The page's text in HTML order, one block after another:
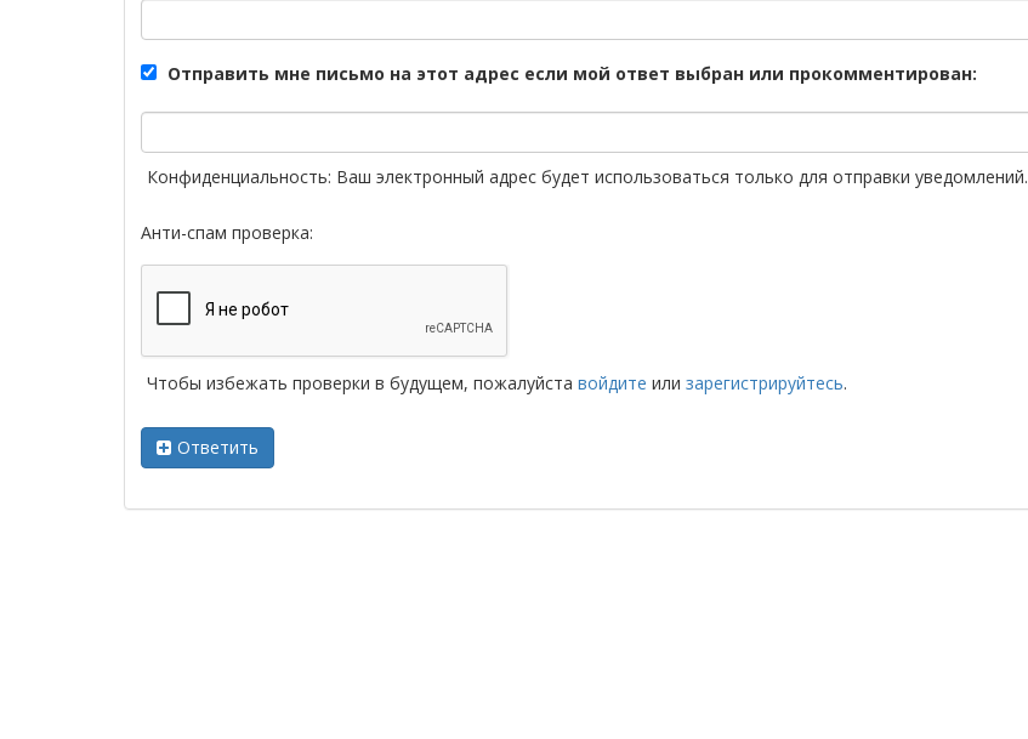
Отправить мне письмо на этот адрес если мой ответ выбран или прокомментирован:
Конфиденциальность: Ваш электронный адрес будет использоваться только для отправки уведомлений.
Анти-спам проверка:
Чтобы избежать проверки в будущем, пожалуйста войдите или зарегистрируйтесь.
Ответить